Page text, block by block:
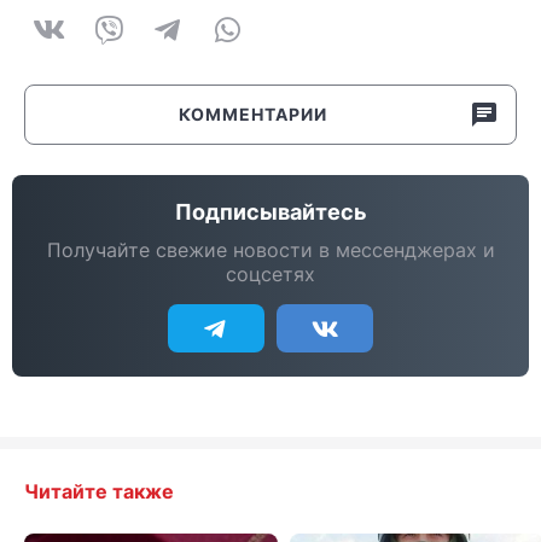
КОММЕНТАРИИ
Подписывайтесь
Получайте свежие новости в мессенджерах и
соцсетях
Читайте также